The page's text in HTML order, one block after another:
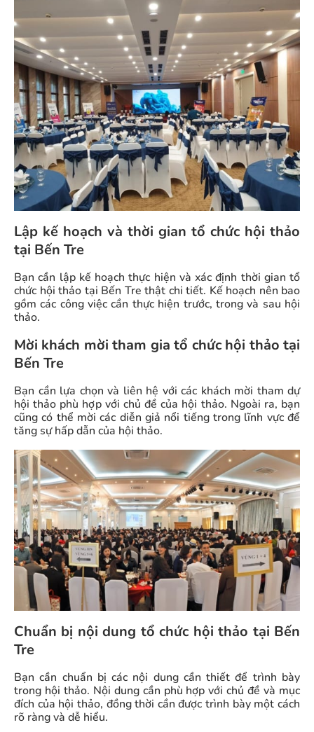
Lập kế hoạch và thời gian tổ chức hội thảo
tại Bến Tre
Bạn cần lập kế hoạch thực hiện và xác định thời gian tổ
chức hội thảo tại Bến Tre thật chi tiết. Kế hoạch nên bao
gồm các công việc cần thực hiện trước, trong và sau hội
thảo.
Mời khách mời tham gia tổ chức hội thảo tại
Bến Tre
Bạn cần lựa chọn và liên hệ với các khách mời tham dự
hội thảo phù hợp với chủ đề của hội thảo. Ngoài ra, bạn
cũng có thể mời các diễn giả nổi tiếng trong lĩnh vực để
tăng sự hấp dẫn của hội thảo.
Chuẩn bị nội dung tổ chức hội thảo tại Bến
Tre
Bạn cần chuẩn bị các nội dung cần thiết để trình bày
trong hội thảo. Nội dung cần phù hợp với chủ đề và mục
đích của hội thảo, đồng thời cần được trình bày một cách
rõ ràng và dễ hiểu.